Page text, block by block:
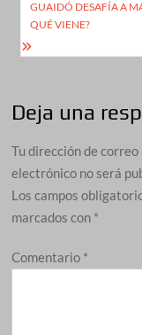
GUAIDÓ DESAFÍA A
QUÉ VIENE?
Deja una
Tu dirección de correo
electrónico no será
Los campos
marcados con *
Comentario *